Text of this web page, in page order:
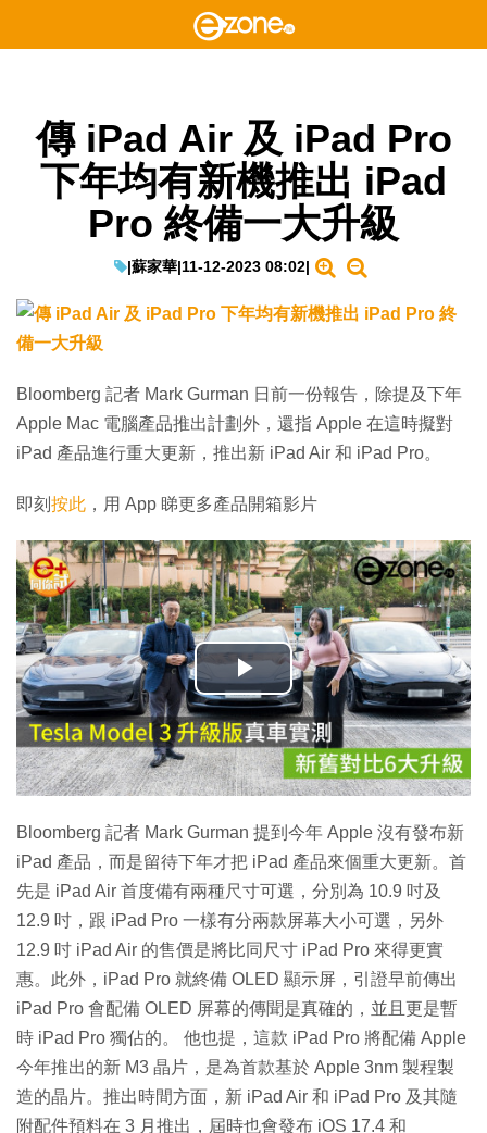
傳 iPad Air 及 iPad Pro
下年均有新機推出 iPad
Pro 終備一大升級
|蘇家華|11-12-2023 08:02|
Bloomberg 記者 Mark Gurman 日前一份報告，除提及下年
Apple Mac 電腦產品推出計劃外，還指 Apple 在這時擬對
iPad 產品進行重大更新，推出新 iPad Air 和 iPad Pro。
即刻 按此 ，用 App 睇更多產品開箱影片
播
放
影
片
Bloomberg 記者 Mark Gurman 提到今年 Apple 沒有發布新
iPad 產品，而是留待下年才把 iPad 產品來個重大更新。首
先是 iPad Air 首度備有兩種尺寸可選，分別為 10.9 吋及
12.9 吋，跟 iPad Pro 一樣有分兩款屏幕大小可選，另外
12.9 吋 iPad Air 的售價是將比同尺寸 iPad Pro 來得更實
惠。此外，iPad Pro 就終備 OLED 顯示屏，引證早前傳出
iPad Pro 會配備 OLED 屏幕的傳聞是真確的，並且更是暫
時 iPad Pro 獨佔的。 他也提，這款 iPad Pro 將配備 Apple
今年推出的新 M3 晶片，是為首款基於 Apple 3nm 製程製
造的晶片。推出時間方面，新 iPad Air 和 iPad Pro 及其隨
附配件預料在 3 月推出，屆時也會發布 iOS 17.4 和